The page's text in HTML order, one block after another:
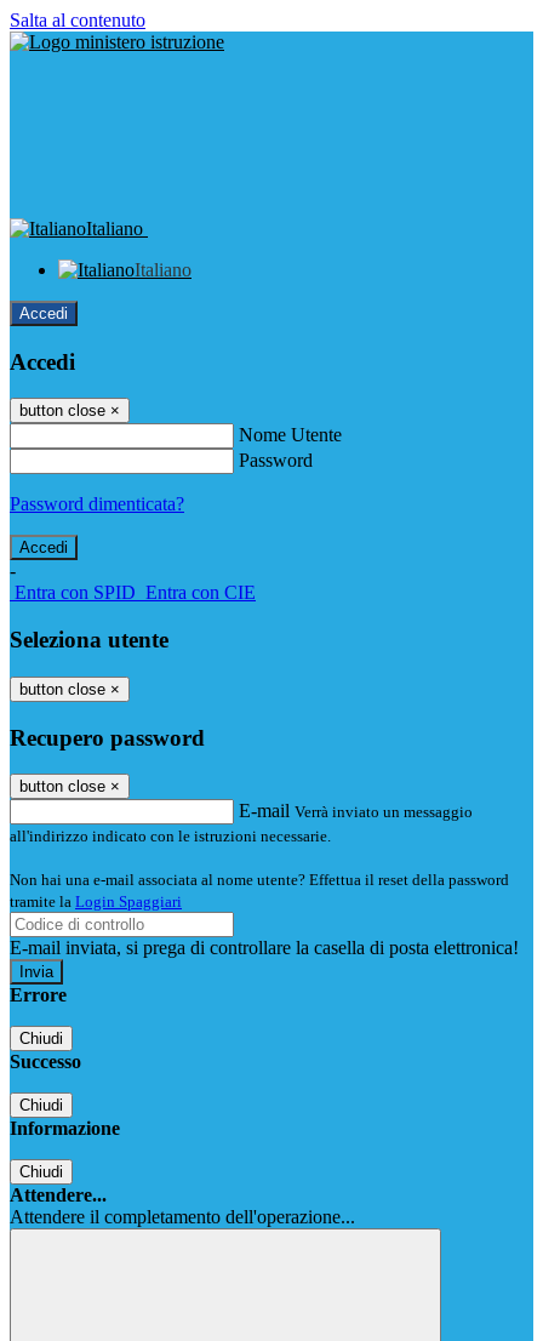
Salta al contenuto
Italiano
Italiano
Accedi
Accedi
button close ×
Nome Utente
Password
Password dimenticata?
-
Entra con SPID Entra con CIE
Seleziona utente
button close ×
Recupero password
button close ×
E-mail Verrà inviato un messaggio
all'indirizzo indicato con le istruzioni necessarie.
Non hai una e-mail associata al nome utente? Effettua il reset della password
tramite la Login Spaggiari
E-mail inviata, si prega di controllare la casella di posta elettronica!
Errore
Chiudi
Successo
Chiudi
Informazione
Chiudi
Attendere...
Attendere il completamento dell'operazione...